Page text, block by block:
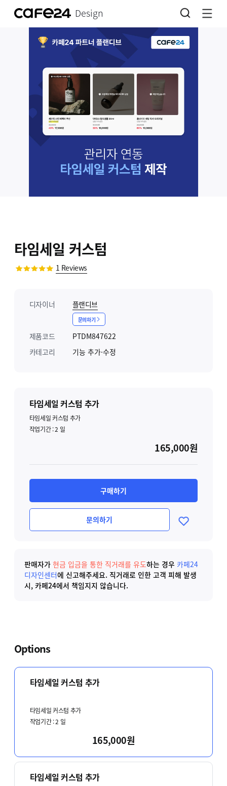
Design
Options
타임세일 커스텀 추가
타임세일 커스텀 추가
작업기간 :2 일
165,000원
타임세일 커스텀 추가
타임세일 커스텀
1 Reviews
디자이너 플랜디브
문의하기
제품코드
PTDM847622
카테고리
기능 추가·수정
타임세일 커스텀 추가
타임세일 커스텀 추가
작업기간 :2 일
165,000원
구매하기
문의하기
판매자가 현금 입금을 통한 직거래를 유도하는 경우 카페24
디자인센터에 신고해주세요. 직거래로 인한 고객 피해 발생
시, 카페24에서 책임지지 않습니다.